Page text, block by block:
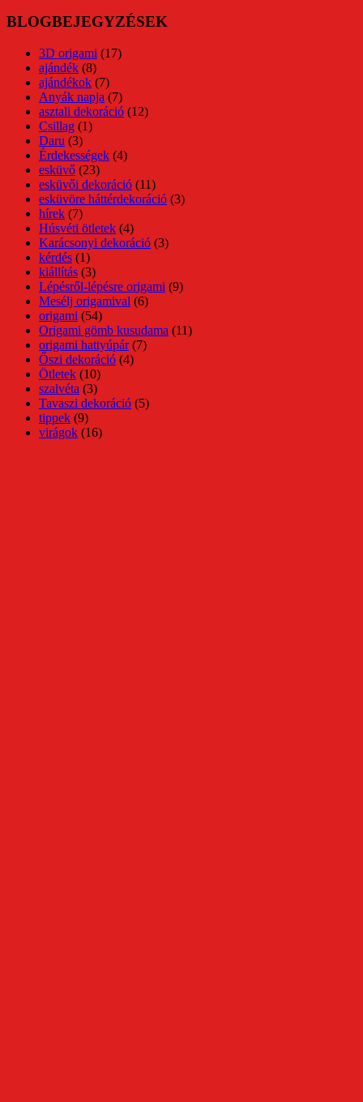
BLOGBEJEGYZÉSEK
3D origami (17)
ajándék (8)
ajándékok (7)
Anyák napja (7)
asztali dekoráció (12)
Csillag (1)
Daru (3)
Érdekességek (4)
esküvő (23)
esküvői dekoráció (11)
esküvöre háttérdekoráció (3)
hírek (7)
Húsvéti ötletek (4)
Karácsonyi dekoráció (3)
kérdés (1)
kiállítás (3)
Lépésről-lépésre origami (9)
Mesélj origamival (6)
origami (54)
Origami gömb kusudama (11)
origami hattyúpár(7)
Őszi dekoráció (4)
Ötletek (10)
szalvéta (3)
Tavaszi dekoráció (5)
tippek (9)
virágok (16)